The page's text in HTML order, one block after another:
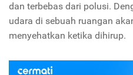
dan terbebas dari polusi.
udara di sebuah ruangan
menyehatkan ketika dihirup.